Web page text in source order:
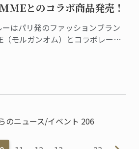
とのコラボ商品発売！
はパリ発のファッションブラン
（モルガンオム）とコラボレーシ
プなどの商品すべてにル・コル
のニュース/イベント 206